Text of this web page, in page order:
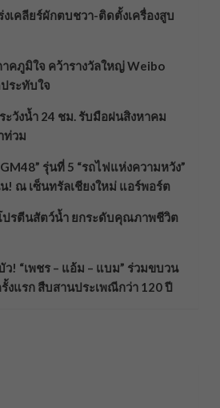
เคลียร์ผักตบชวา-ติดตั้งเครื่องสูบ
าคภูมิใจ คว้ารางวัลใหญ่ Weibo
ระทับใจ
ระวังน้ำ 24 ชม. รับมือฝนสิงหาคม
ท่วม
รุ่นที่ 5 “รถไฟแห่งความหวัง”
! ณ เซ็นทรัลเชียงใหม่ แอร์พอร์ต
ปรตีนสัตว์น้ำ ยกระดับคุณภาพชีวิต
ว! “เพชร – แอ้ม – แบม” ร่วมขบวน
งแรก สืบสานประเพณีกว่า 120 ปี